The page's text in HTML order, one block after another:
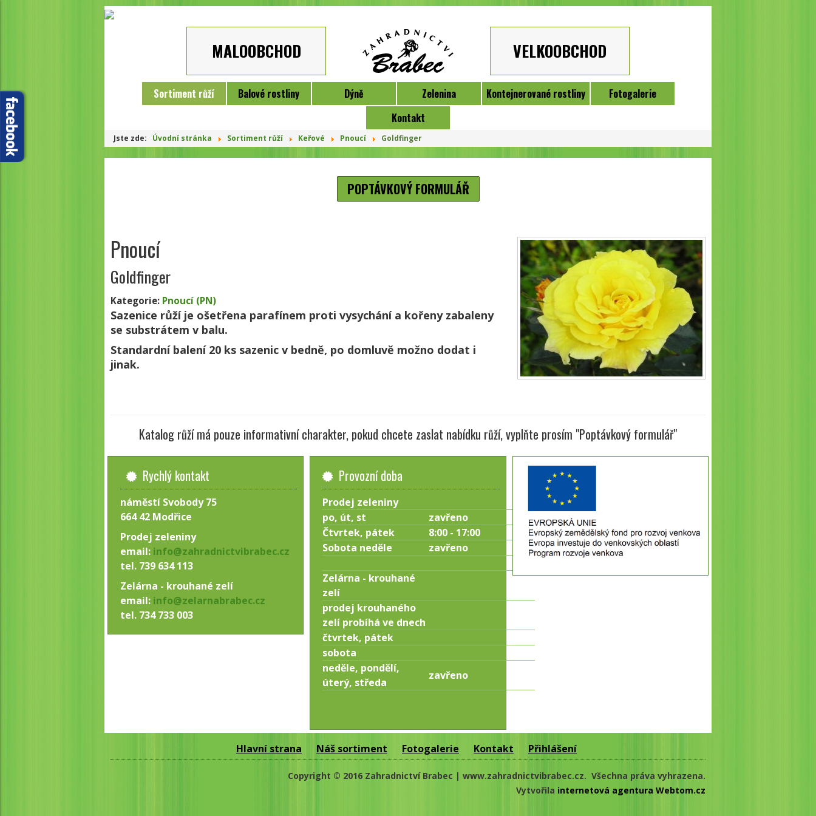
MALOOBCHOD VELKOOBCHOD
Sortiment růží Balové rostliny Dýně Zelenina Kontejnerované rostliny
Fotogalerie
Kontakt
Jste zde: Úvodní stránka Sortiment růží Keřové Pnoucí Goldfinger
POPTÁVKOVÝ FORMULÁŘ
Pnoucí
Goldfinger
Kategorie: Pnoucí (PN)
Sazenice růží je ošetřena parafínem proti vysychání a kořeny zabaleny
se substrátem v balu.
Standardní balení 20 ks sazenic v bedně, po domluvě možno dodat i
jinak.
Katalog růží má pouze informativní charakter, pokud chcete zaslat nabídku růží, vyplňte prosím "Poptávkový formulář"
Rychlý kontakt
náměstí Svobody 75
664 42 Modřice
Prodej zeleniny
email: info@zahradnictvibrabec.cz
tel. 739 634 113
Zelárna - krouhané zelí
email: info@zelarnabrabec.cz
tel. 734 733 003
Provozní doba
Prodej zeleniny
po, út, st
zavřeno
Čtvrtek, pátek
8:00 - 17:00
Sobota neděle
zavřeno
Zelárna - krouhané
zelí
prodej krouhaného
zelí probíhá ve dnech
čtvrtek, pátek
sobota
neděle, pondělí,
úterý, středa
zavřeno
Hlavní strana Náš sortiment Fotogalerie Kontakt Přihlášení
Copyright © 2016 Zahradnictví Brabec | www.zahradnictvibrabec.cz. Všechna práva vyhrazena.
Vytvořila internetová agentura Webtom.cz